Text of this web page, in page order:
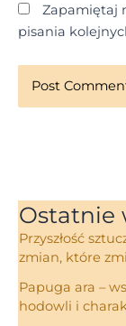
Zapamiętaj
pisania
Ostatnie
Przyszłość
zmian, które
Papuga ara –
hodowli i